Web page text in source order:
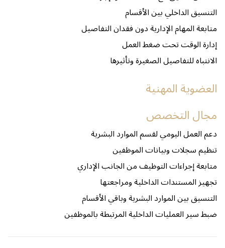
التنسيق الداخلي بين الأقسام
متابعة المهام الإدارية دون فقدان التفاصيل
إدارة الوقت تحت ضغط العمل
الانتباه للتفاصيل الصغيرة وتأثيرها
العضوية المهنية
مجال التخصص
دعم العمل اليومي لقسم الموارد البشرية
تنظيم سجلات وبيانات الموظفين
متابعة إجراءات التوظيف من الجانب الإداري
تجهيز المستندات الداخلية ومراجعتها
التنسيق بين الموارد البشرية وباقي الأقسام
ضبط سير العمليات الداخلية المرتبطة بالموظفين